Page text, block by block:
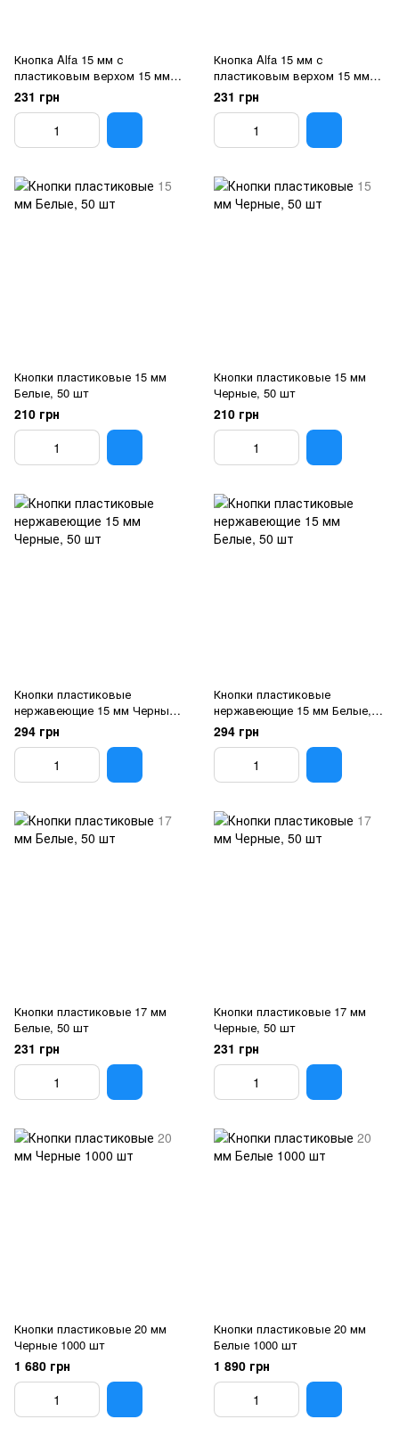
Кнопка Alfa 15 мм с
пластиковым верхом 15 мм
Черная, 50 шт
231 грн
Кнопка Alfa 15 мм с
пластиковым верхом 15 мм
Белая, 50 шт
231 грн
Кнопки пластиковые 15 мм
Белые, 50 шт
210 грн
Кнопки пластиковые 15 мм
Черные, 50 шт
210 грн
Кнопки пластиковые
нержавеющие 15 мм Черные,
50 шт
294 грн
Кнопки пластиковые
нержавеющие 15 мм Белые,
50 шт
294 грн
Кнопки пластиковые 17 мм
Белые, 50 шт
231 грн
Кнопки пластиковые 17 мм
Черные, 50 шт
231 грн
Кнопки пластиковые 20 мм
Черные 1000 шт
1 680 грн
Кнопки пластиковые 20 мм
Белые 1000 шт
1 890 грн